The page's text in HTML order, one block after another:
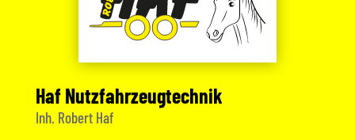
Haf Nutzfahrzeugtechnik
Inh. Robert Haf